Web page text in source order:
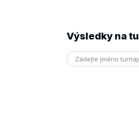
Výsledky na